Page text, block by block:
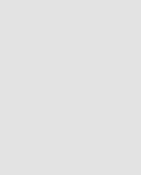
instagram
op mastodon